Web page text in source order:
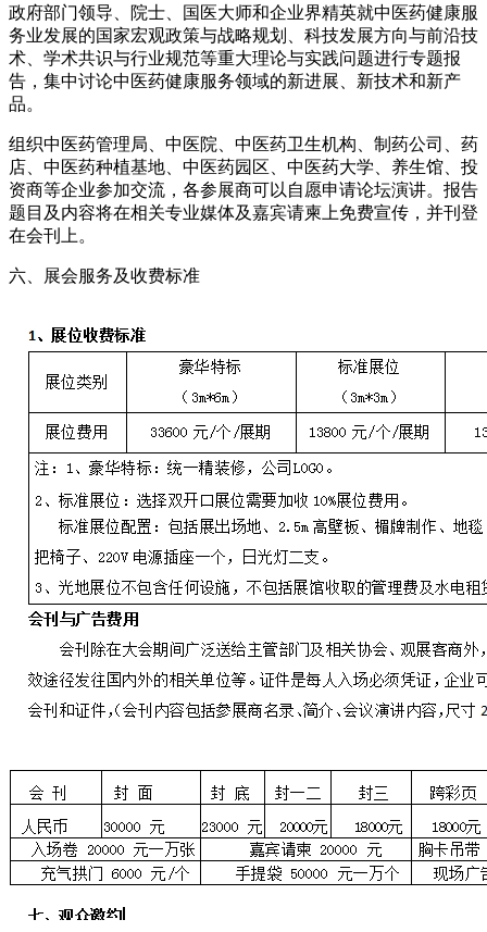
政府部门领导、院士、国医大师和企业界精英就中医药健康服
务业发展的国家宏观政策与战略规划、科技发展方向与前沿技
术、学术共识与行业规范等重大理论与实践问题进行专题报
告，集中讨论中医药健康服务领域的新进展、新技术和新产
品。
组织中医药管理局、中医院、中医药卫生机构、制药公司、药
店、中医药种植基地、中医药园区、中医药大学、养生馆、投
资商等企业参加交流，各参展商可以自愿申请论坛演讲。报告
题目及内容将在相关专业媒体及嘉宾请柬上免费宣传，并刊登
在会刊上。
六、展会服务及收费标准